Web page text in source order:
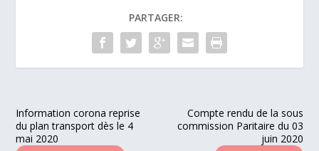
PARTAGER:
Information corona reprise
du plan transport dès le 4
mai 2020
Compte rendu de la sous
commission Paritaire du 03
juin 2020